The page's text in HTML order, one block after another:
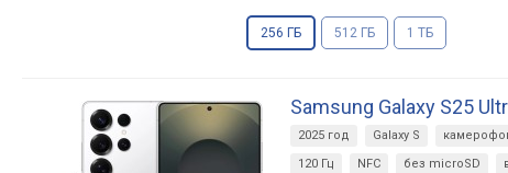
256 ГБ 512 ГБ 1 ТБ
Samsung Galaxy S25
2025 год Galaxy S
120 Гц
NFC без microSD